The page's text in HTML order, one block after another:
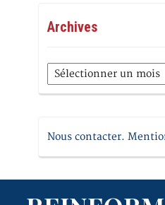
Archives
Archives
Nous contacter.